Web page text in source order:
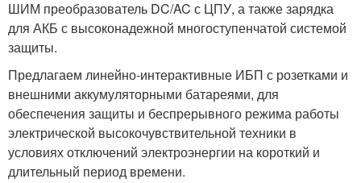
ШИМ преобразователь DC/AC с ЦПУ, а также зарядка
для АКБ с высоконадежной многоступенчатой системой
защиты.
Предлагаем линейно-интерактивные ИБП с розетками и
внешними аккумуляторными батареями, для
обеспечения защиты и беспрерывного режима работы
электрической высокочувствительной техники в
условиях отключений электроэнергии на короткий и
длительный период времени.